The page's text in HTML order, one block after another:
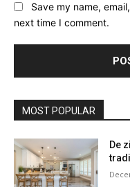
Save my name,
next time I comment.
MOST POPULAR
De